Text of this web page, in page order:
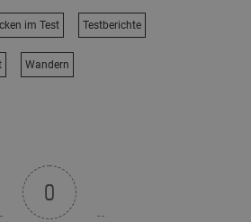
im Test Testberichte
Wandern
0